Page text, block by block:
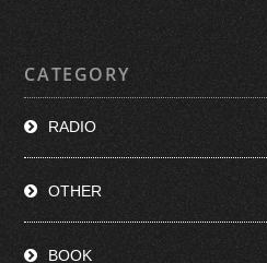
CATEGORY
RADIO
OTHER
BOOK